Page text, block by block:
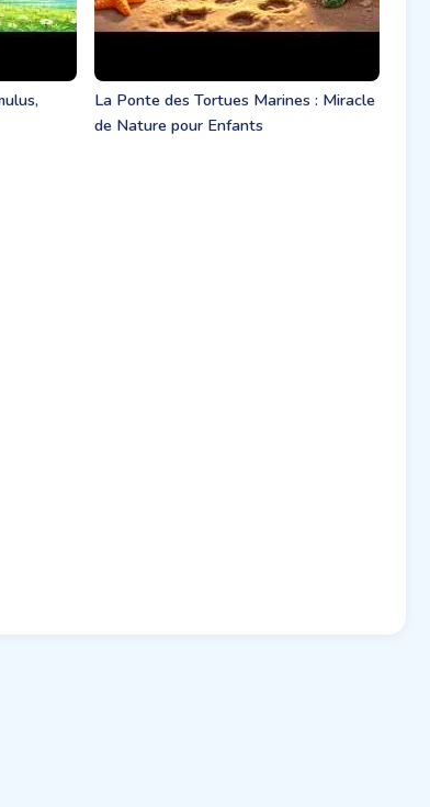
La Ponte des Tortues Marines : Miracle
de Nature pour Enfants